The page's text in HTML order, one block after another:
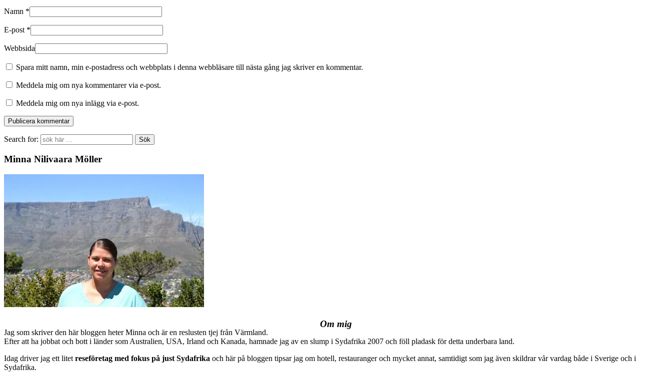
Namn *
E-post *
Webbsida
Spara mitt namn, min e-postadress och webbplats i denna webbläsare till nästa gång jag skriver en kommentar.
Meddela mig om nya kommentarer via e-post.
Meddela mig om nya inlägg via e-post.
Search for:
Minna Nilivaara Möller
Om mig
Jag som skriver den här bloggen heter Minna och är en reslusten tjej från Värmland.
Efter att ha jobbat och bott i länder som Australien, USA, Irland och Kanada, hamnade jag av en slump i Sydafrika 2007 och föll pladask för detta underbara land.
Idag driver jag ett litet reseföretag med fokus på just Sydafrika och här på bloggen tipsar jag om hotell, restauranger och mycket annat, samtidigt som jag även skildrar vår vardag både i Sverige och i
Sydafrika.